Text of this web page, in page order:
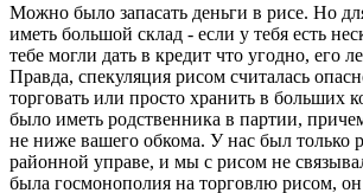
Можно было запасать деньги в рисе. Но
иметь большой склад - если у тебя есть
тебе могли дать в кредит что угодно, его
Правда, спекуляция рисом считалась
торговать или просто хранить в больших
было иметь родственника в партии,
не ниже вашего обкома. У нас был только
районной управе, и мы с рисом не
была госмонополия на торговлю рисом, он